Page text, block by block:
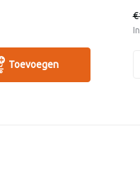
Toevoegen